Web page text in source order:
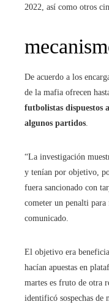
2022, así como otros
De acuerdo a los
de la mafia ofrecen
futbolistas dispuestos
algunos partidos
“La investigación
y tenían por objetivo,
fuera sancionado con
cometer un penalti
comunicado.
El objetivo era
hacían apuestas en
martes es fruto de otra
identificó sospechas de